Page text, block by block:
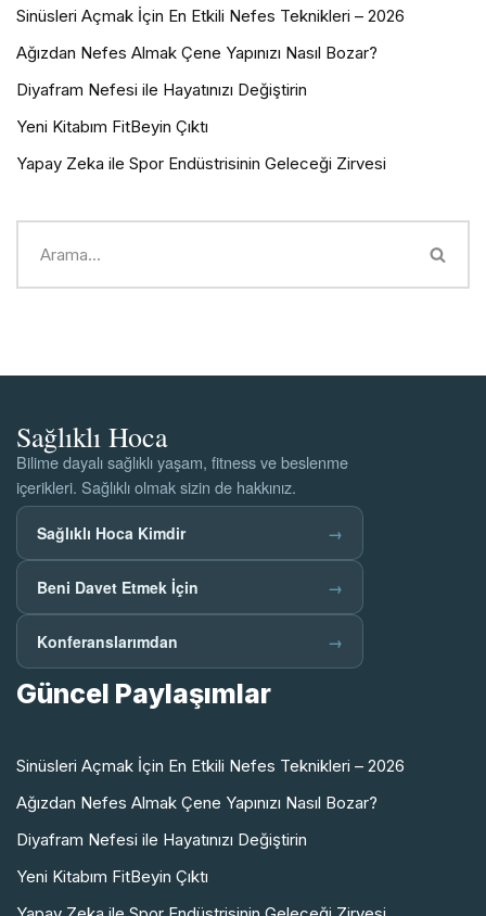
Sinüsleri Açmak İçin En Etkili Nefes Teknikleri – 2026
Ağızdan Nefes Almak Çene Yapınızı Nasıl Bozar?
Diyafram Nefesi ile Hayatınızı Değiştirin
Yeni Kitabım FitBeyin Çıktı
Yapay Zeka ile Spor Endüstrisinin Geleceği Zirvesi
Sağlıklı Hoca
Bilime dayalı sağlıklı yaşam, fitness ve beslenme
içerikleri. Sağlıklı olmak sizin de hakkınız.
Sağlıklı Hoca Kimdir →
Beni Davet Etmek İçin →
Konferanslarımdan →
Güncel Paylaşımlar
Sinüsleri Açmak İçin En Etkili Nefes Teknikleri – 2026
Ağızdan Nefes Almak Çene Yapınızı Nasıl Bozar?
Diyafram Nefesi ile Hayatınızı Değiştirin
Yeni Kitabım FitBeyin Çıktı